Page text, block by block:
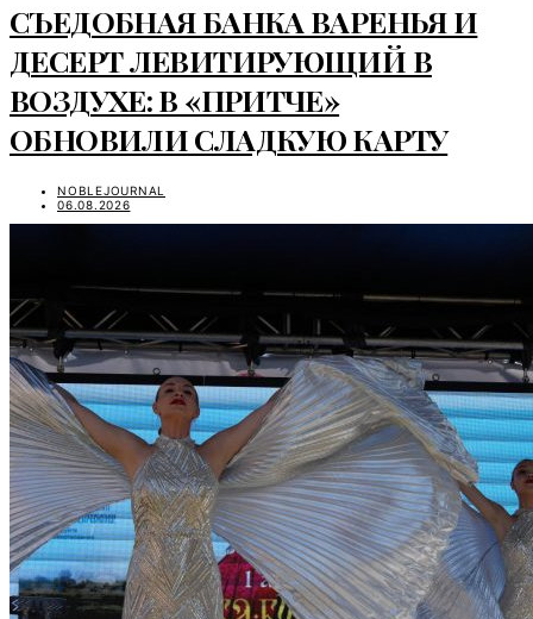
СЪЕДОБНАЯ БАНКА ВАРЕНЬЯ И
ДЕСЕРТ ЛЕВИТИРУЮЩИЙ В
ВОЗДУХЕ: В «ПРИТЧЕ»
ОБНОВИЛИ СЛАДКУЮ КАРТУ
NOBLEJOURNAL
06.08.2026